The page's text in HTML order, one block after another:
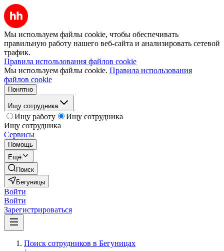
Мы используем файлы cookie, чтобы обеспечивать
правильную работу нашего веб-сайта и анализировать сетевой
трафик.
Правила использования файлов cookie
Мы используем файлы cookie. Правила использования
файлов cookie
Понятно
Ищу сотрудника
Ищу работу
Ищу сотрудника
Ищу сотрудника
Сервисы
Помощь
Ещё
Поиск
Бегуницы
Войти
Войти
Зарегистрироваться
Поиск сотрудников в Бегуницах